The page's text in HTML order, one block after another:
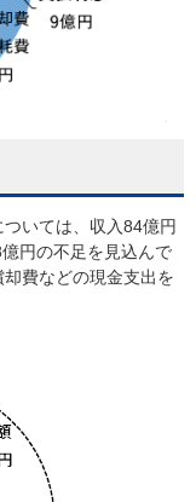
いては、収入84億円
円の不足を見込んで
費などの現金支出を